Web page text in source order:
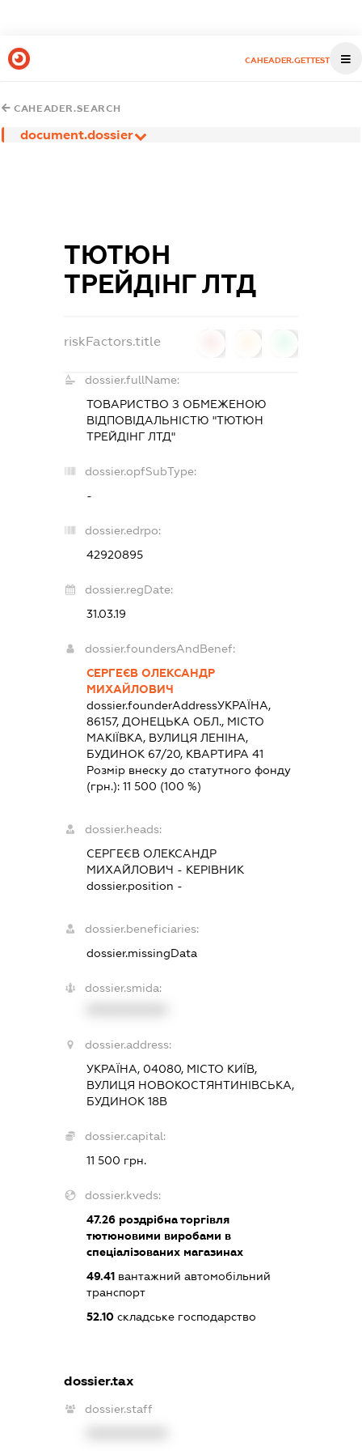
CAHEADER.GETTEST
CAHEADER.SEARCH
document.dossier
ТЮТЮН
ТРЕЙДІНГ ЛТД
riskFactors.title
dossier.fullName:
ТОВАРИСТВО З ОБМЕЖЕНОЮ
ВІДПОВІДАЛЬНІСТЮ "ТЮТЮН
ТРЕЙДІНГ ЛТД"
dossier.opfSubType:
-
dossier.edrpo:
42920895
dossier.regDate:
31.03.19
dossier.foundersAndBenef:
СЕРГЕЄВ ОЛЕКСАНДР
МИХАЙЛОВИЧ
dossier.founderAddressУКРАЇНА,
86157, ДОНЕЦЬКА ОБЛ., МІСТО
МАКІЇВКА, ВУЛИЦЯ ЛЕНІНА,
БУДИНОК 67/20, КВАРТИРА 41
Розмір внеску до статутного фонду
(грн.):11 500 (100 %)
dossier.heads:
СЕРГЕЄВ ОЛЕКСАНДР
МИХАЙЛОВИЧ - КЕРІВНИК
dossier.position -
dossier.beneficiaries:
dossier.missingData
dossier.smida:
dossier.address:
УКРАЇНА, 04080, МІСТО КИЇВ,
ВУЛИЦЯ НОВОКОСТЯНТИНІВСЬКА,
БУДИНОК 18В
dossier.capital:
11 500 грн.
dossier.kveds:
47.26 роздрібна торгівля
тютюновими виробами в
спеціалізованих магазинах
49.41 вантажний автомобільний
транспорт
52.10 складське господарство
dossier.tax
dossier.staff